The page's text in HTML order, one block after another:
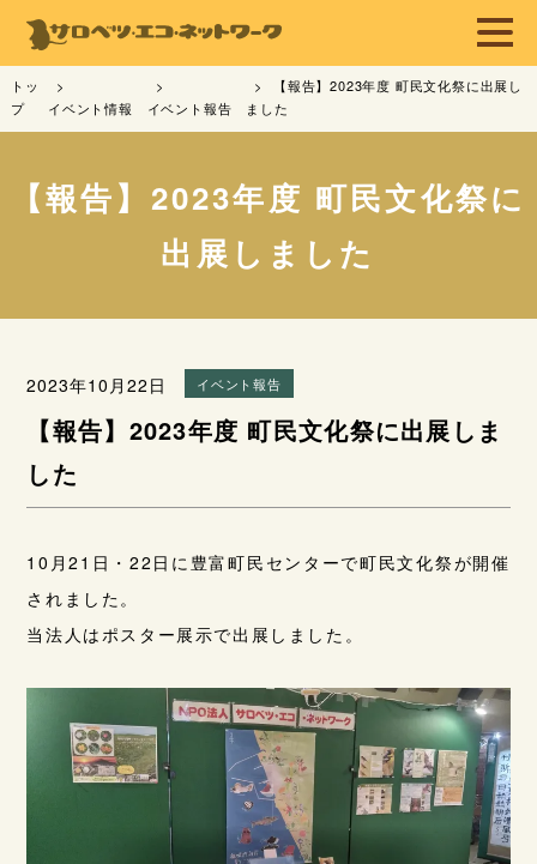
トッ
プ
イベント情報 イベント報告
【報告】2023年度 町民文化祭に出展し
ました
【報告】2023年度 町民文化祭に
出展しました
2023年10月22日 イベント報告
【報告】2023年度 町民文化祭に出展しま
した
10月21日・22日に豊富町民センターで町民文化祭が開催
されました。
当法人はポスター展示で出展しました。